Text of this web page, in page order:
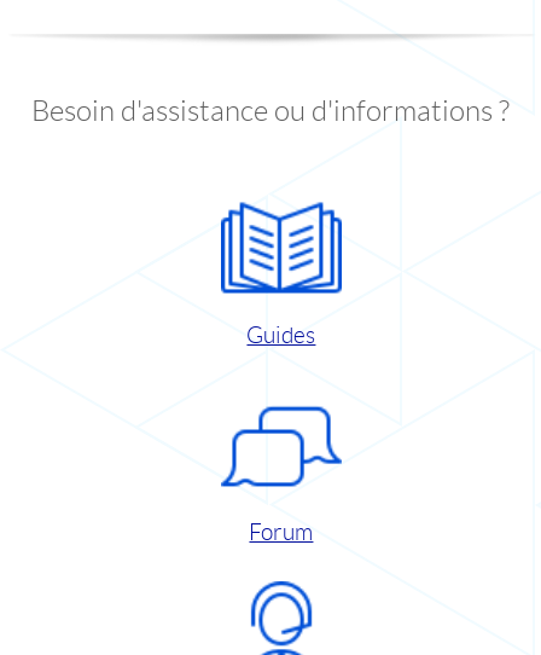
Besoin d'assistance ou d'informations ?
Guides
Forum